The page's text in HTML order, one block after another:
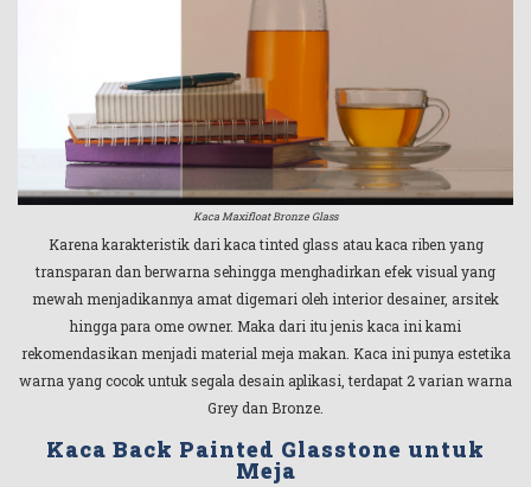
Kaca Maxifloat Bronze Glass
Karena karakteristik dari kaca tinted glass atau kaca riben yang
transparan dan berwarna sehingga menghadirkan efek visual yang
mewah menjadikannya amat digemari oleh interior desainer, arsitek
hingga para ome owner. Maka dari itu jenis kaca ini kami
rekomendasikan menjadi material meja makan. Kaca ini punya estetika
warna yang cocok untuk segala desain aplikasi, terdapat 2 varian warna
Grey dan Bronze.
Kaca Back Painted Glasstone untuk
Meja